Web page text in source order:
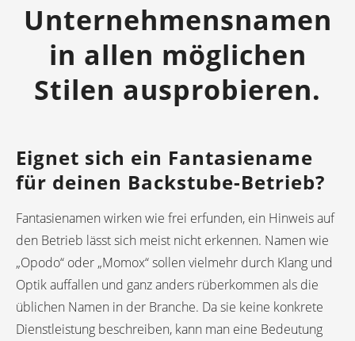
Unternehmensnamen
in allen möglichen
Stilen ausprobieren.
Eignet sich ein Fantasiename
für deinen Backstube-Betrieb?
Fantasienamen wirken wie frei erfunden, ein Hinweis auf
den Betrieb lässt sich meist nicht erkennen. Namen wie
„Opodo“ oder „Momox“ sollen vielmehr durch Klang und
Optik auffallen und ganz anders rüberkommen als die
üblichen Namen in der Branche. Da sie keine konkrete
Dienstleistung beschreiben, kann man eine Bedeutung